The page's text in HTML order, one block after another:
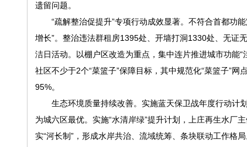
遗留问题。
“疏解整治促提升”专项行动成效显著。不符合首都功能
增长”。整治违法群租房1395处、开墙打洞1330处、无证
洁日活动。以棚户区改造为重点，集中连片推进城市功能
社区不少于2个“菜篮子”保障目标，其中规范化“菜篮子”
95%。
生态环境质量持续改善。实施蓝天保卫战年度行动计划
为城六区最优。实施“水清岸绿”提升计划，上庄再生水厂
实“河长制”，形成水岸共治、流域统筹、条块联动工作格